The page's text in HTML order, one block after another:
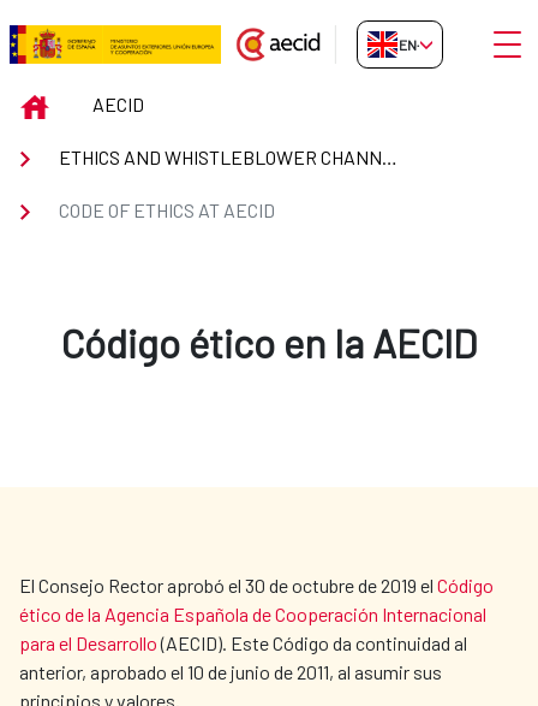
Skip to Main Content
Code of Ethics at Aecid
EN-GB
INICIOAECID
ETHICS AND WHISTLEBLOWER CHANNEL
CODE OF ETHICS AT AECID
Código ético en la AECID
El Consejo Rector aprobó el 30 de octubre de 2019 el Código
ético de la Agencia Española de Cooperación Internacional
para el Desarrollo(AECID). Este Código da continuidad al
anterior, aprobado el 10 de junio de 2011, al asumir sus
principios y valores.